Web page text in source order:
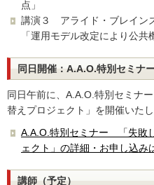
点」
講演３ アライド・ブレイン
「運用モデル改定により公共
同日開催：A.A.O.特別セミナ
同日午前に、A.A.O.特別セミナ
替えプロジェクト」を開催いたし
A.A.O.特別セミナー 「失敗
ェクト」の詳細・お申し込み
講師（予定）